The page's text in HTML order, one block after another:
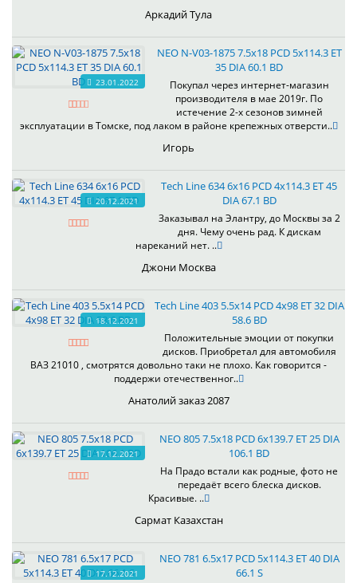
Аркадий Тула
23.01.2022
NEO N-V03-1875 7.5x18 PCD 5x114.3 ET
35 DIA 60.1 BD
Покупал через интернет-магазин
производителя в мае 2019г. По
истечение 2-х сезонов зимней
эксплуатации в Томске, под лаком в районе крепежных отверсти..
Игорь
20.12.2021
Tech Line 634 6x16 PCD 4x114.3 ET 45
DIA 67.1 BD
Заказывал на Элантру, до Москвы за 2
дня. Чему очень рад. К дискам
нареканий нет. ..
Джони Москва
18.12.2021
Tech Line 403 5.5x14 PCD 4x98 ET 32 DIA
58.6 BD
Положительные эмоции от покупки
дисков. Приобретал для автомобиля
ВАЗ 21010 , смотрятся довольно таки не плохо. Как говорится -
поддержи отечественног..
Анатолий заказ 2087
17.12.2021
NEO 805 7.5x18 PCD 6x139.7 ET 25 DIA
106.1 BD
На Прадо встали как родные, фото не
передаёт всего блеска дисков.
Красивые. ..
Сармат Казахстан
17.12.2021
NEO 781 6.5x17 PCD 5x114.3 ET 40 DIA
66.1 S